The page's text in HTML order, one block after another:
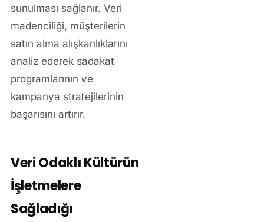
sunulması sağlanır. Veri
madenciliği, müşterilerin
satın alma alışkanlıklarını
analiz ederek sadakat
programlarının ve
kampanya stratejilerinin
başarısını artırır.
Veri Odaklı Kültürün
İşletmelere
Sağladığı